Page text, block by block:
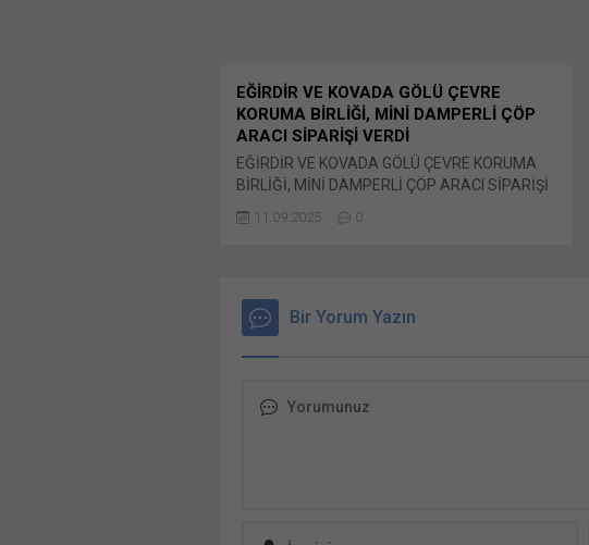
EĞİRDİR VE KOVADA GÖLÜ ÇEVRE
KORUMA BİRLİĞİ, MİNİ DAMPERLİ ÇÖP
ARACI SİPARİŞİ VERDİ
EĞİRDİR VE KOVADA GÖLÜ ÇEVRE KORUMA
BİRLİĞİ, MİNİ DAMPERLİ ÇÖP ARACI SİPARİŞİ
Birliği tarafından 21 Mart 2025 tarihinde Bunu
LinkedIn WhatsApp'ta paylaşmak için tıklayın
(Yeni pencerede açılır) WhatsApp Facebook'ta
paylaşmak için tıklayın (Yeni...
11.09.2025 0
Bir Yorum Yazın